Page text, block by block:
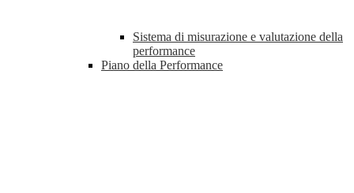
Sistema di misurazione e valutazione della
performance
Piano della Performance